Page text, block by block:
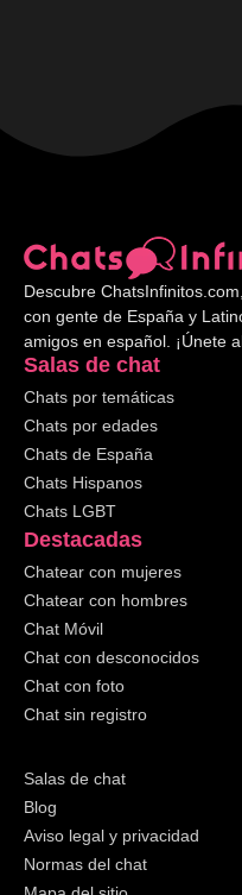
Descubre
con gente de España y
amigos en español. ¡Únete
Salas de chat
Chats por temáticas
Chats por edades
Chats de España
Chats Hispanos
Chats LGBT
Destacadas
Chatear con mujeres
Chatear con hombres
Chat Móvil
Chat con desconocidos
Chat con foto
Chat sin registro
Salas de chat
Blog
Aviso legal y privacidad
Normas del chat